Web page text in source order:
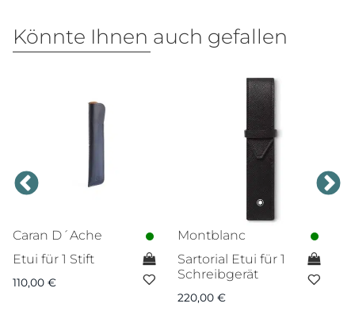
Könnte Ihnen auch gefallen
Caran D´Ache
Etui für 1 Stift
110,00 €
Montblanc
Sartorial Etui für 1
Schreibgerät
220,00 €